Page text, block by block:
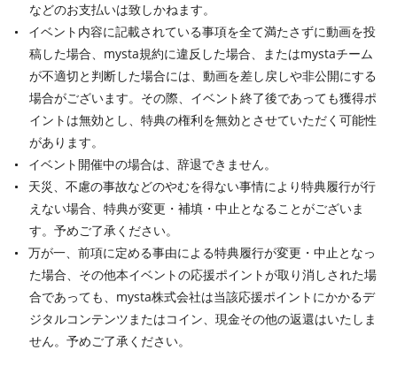
などのお支払いは致しかねます。
イベント内容に記載されている事項を全て満たさずに動画を投
稿した場合、mysta規約に違反した場合、またはmystaチーム
が不適切と判断した場合には、動画を差し戻しや非公開にする
場合がございます。その際、イベント終了後であっても獲得ポ
イントは無効とし、特典の権利を無効とさせていただく可能性
があります。
イベント開催中の場合は、辞退できません。
天災、不慮の事故などのやむを得ない事情により特典履行が行
えない場合、特典が変更・補填・中止となることがございま
す。予めご了承ください。
万が一、前項に定める事由による特典履行が変更・中止となっ
た場合、その他本イベントの応援ポイントが取り消しされた場
合であっても、mysta株式会社は当該応援ポイントにかかるデ
ジタルコンテンツまたはコイン、現金その他の返還はいたしま
せん。予めご了承ください。